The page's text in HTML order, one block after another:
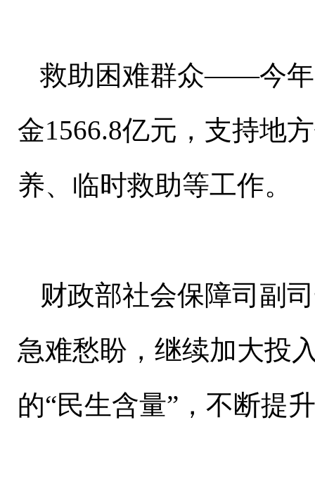
救助困难群众——今年
金1566.8亿元，支持地
养、临时救助等工作。
财政部社会保障司副
急难愁盼，继续加大投
的“民生含量”，不断提